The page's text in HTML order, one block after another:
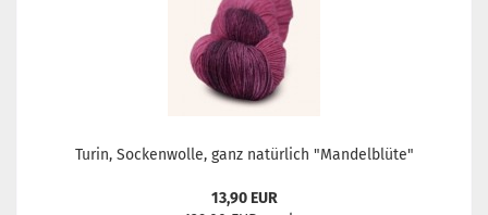
Turin, Sockenwolle, ganz natürlich "Mandelblüte"
13,90 EUR